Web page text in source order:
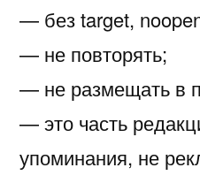
— без target,
— не повторять;
— не размещать в
— это часть
упоминания, не